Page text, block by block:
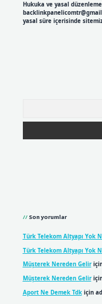
Hukuka ve yasal
yasal süre içerisinde
Son yorumlar
Türk Telekom Altyapı Yok
Türk Telekom Altyapı Yok
Müşterek Nereden Gelir
Müşterek Nereden Gelir
Aport Ne Demek Tdkiçin